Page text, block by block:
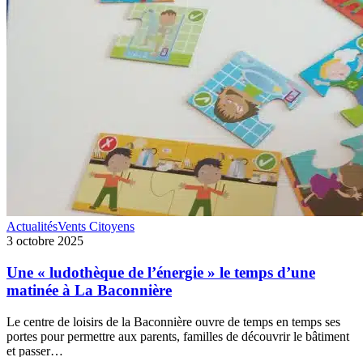
Une
«
de
l’énergie
»
temps
d’une
ActualitésVents Citoyens
3 octobre 2025
Une « ludothèque de l’énergie » le temps d’une
matinée à La Baconnière
Le centre de loisirs de la Baconnière ouvre de temps en temps ses
portes pour permettre aux parents, familles de découvrir le bâtiment
et passer…